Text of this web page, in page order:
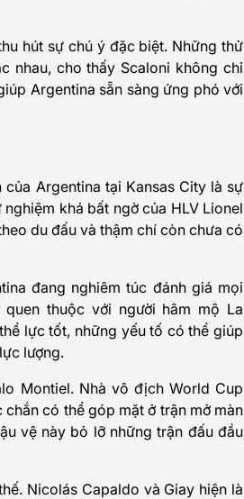
hút sự chú ý đặc biệt. Những thử
nhau, cho thấy Scaloni không chỉ
Argentina sẵn sàng ứng phó với
Argentina tại Kansas City là sự
khá bất ngờ của HLV Lionel
du đấu và thậm chí còn chưa có
đang nghiêm túc đánh giá mọi
thuộc với người hâm mộ La
lực tốt, những yếu tố có thể giúp
lượng.
Montiel. Nhà vô địch World Cup
có thể góp mặt ở trận mở màn
vệ này bỏ lỡ những trận đấu đầu
Nicolás Capaldo và Giay hiện là